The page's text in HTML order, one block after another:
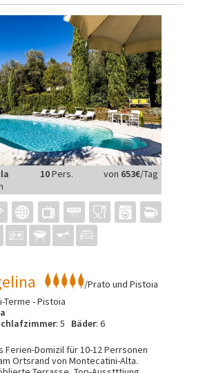
10Pers. von 653€/Tag
/Prato und Pistoia
Terme - Pistoia
: 5 Bäder: 6
Ferien-Domizil für 10-12 Perrsonen
Ortsrand von Montecatini-Alta.